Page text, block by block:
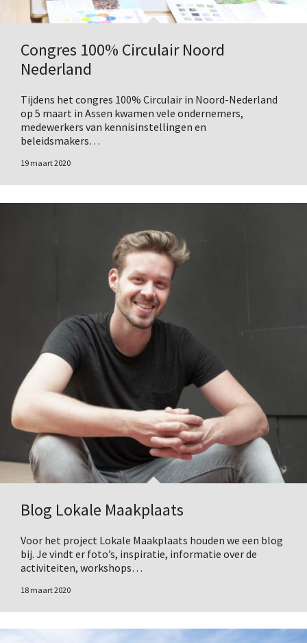
Congres 100% Circulair Noord
Nederland
Tijdens het congres 100% Circulair in Noord-Nederland
op 5 maart in Assen kwamen vele ondernemers,
medewerkers van kennisinstellingen en
beleidsmakers…
19 maart 2020
Blog Lokale Maakplaats
Voor het project Lokale Maakplaats houden we een blog
bij. Je vindt er foto’s, inspiratie, informatie over de
activiteiten, workshops…
18 maart 2020